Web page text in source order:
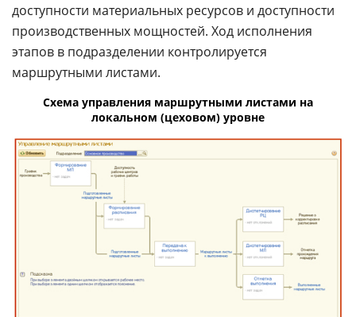
доступности материальных ресурсов и доступности
производственных мощностей. Ход исполнения
этапов в подразделении контролируется
маршрутными листами.
Схема управления маршрутными листами на
локальном (цеховом) уровне